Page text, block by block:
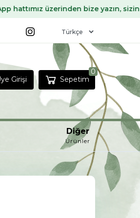
bize yazın, sizin için temin
Girişi Sepetim
0
Diğer
Ürünler